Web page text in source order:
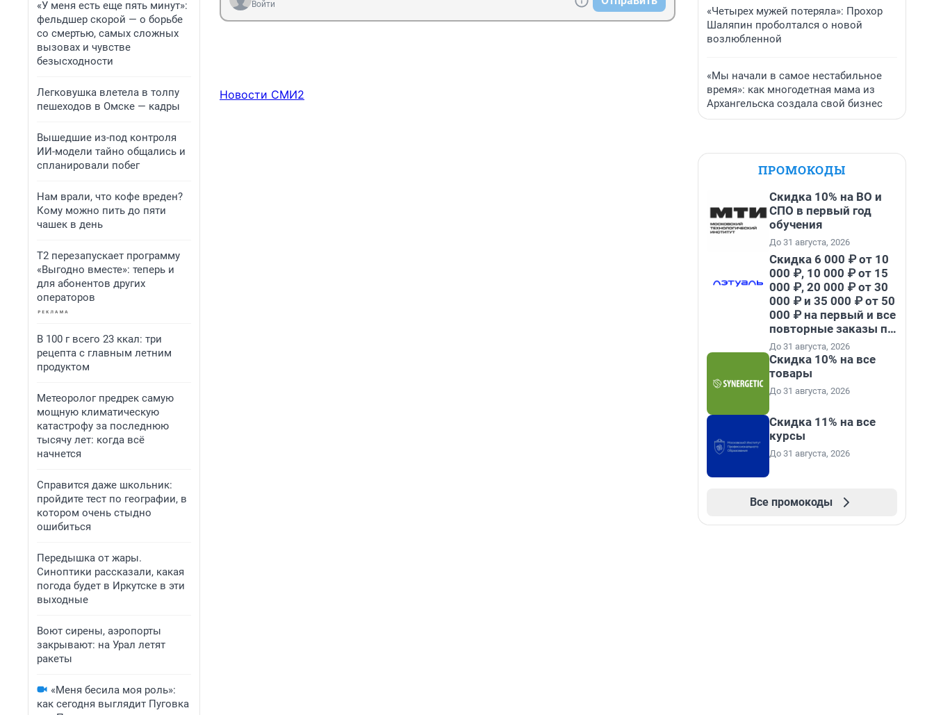
«У меня есть еще пять минут»:
фельдшер скорой — о борьбе
со смертью, самых сложных
вызовах и чувстве
безысходности
Легковушка влетела в толпу
пешеходов в Омске — кадры
Вышедшие из-под контроля
ИИ-модели тайно общались и
спланировали побег
Нам врали, что кофе вреден?
Кому можно пить до пяти
чашек в день
Т2 перезапускает программу
«Выгодно вместе»: теперь и
для абонентов других
операторов
В 100 г всего 23 ккал: три
рецепта с главным летним
продуктом
Метеоролог предрек самую
мощную климатическую
катастрофу за последнюю
тысячу лет: когда всё
начнется
Справится даже школьник:
пройдите тест по географии, в
котором очень стыдно
ошибиться
Передышка от жары.
Синоптики рассказали, какая
погода будет в Иркутске в эти
выходные
Воют сирены, аэропорты
закрывают: на Урал летят
ракеты
«Меня бесила моя роль»:
как сегодня выглядит Пуговка
Войти
Новости СМИ2
«Четырех мужей потеряла»: Прохор
Шаляпин проболтался о новой
возлюбленной
«Мы начали в самое нестабильное
время»: как многодетная мама из
Архангельска создала свой бизнес
ПРОМОКОДЫ
Скидка 10% на ВО и
СПО в первый год
обучения
До 31 августа, 2026
Скидка 6 000 ₽ от 10
000 ₽, 10 000 ₽ от 15
000 ₽, 20 000 ₽ от 30
000 ₽ и 35 000 ₽ от 50
000 ₽ на первый и все
повторные заказы по
промокоду НАБЕРИ
До 31 августа, 2026
Скидка 10% на все
товары
До 31 августа, 2026
Скидка 11% на все
курсы
До 31 августа, 2026
Все промокоды